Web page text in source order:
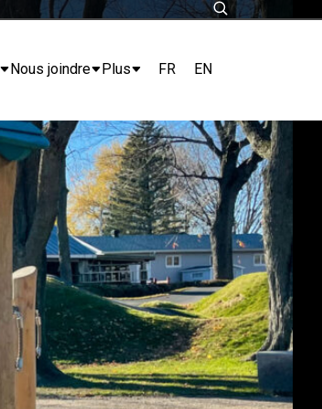
Nous joindre Plus FR EN